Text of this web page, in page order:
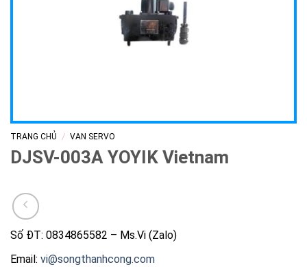
TRANG CHỦ / VAN SERVO
DJSV-003A YOYIK Vietnam
Số ĐT: 0834865582 – Ms.Vi (Zalo)
Email: vi@songthanhcong.com